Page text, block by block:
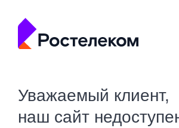
Уважаемый клиент,
наш сайт